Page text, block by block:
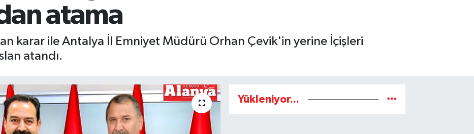
atama
karar ile Antalya İl Emniyet Müdürü Orhan Çevik'in yerine İçişleri
atandı.
Yükleniyor...